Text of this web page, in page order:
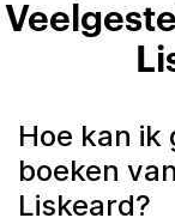
Hoe kan ik
boeken
Liskeard?